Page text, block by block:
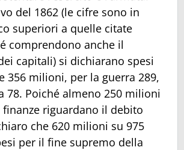
del 1862 (le cifre sono in
superiori a quelle citate
comprendono anche il
capitali) si dichiarano spesi
356 milioni, per la guerra 289,
78. Poiché almeno 250 milioni
finanze riguardano il debito
che 620 milioni su 975
per il fine supremo della